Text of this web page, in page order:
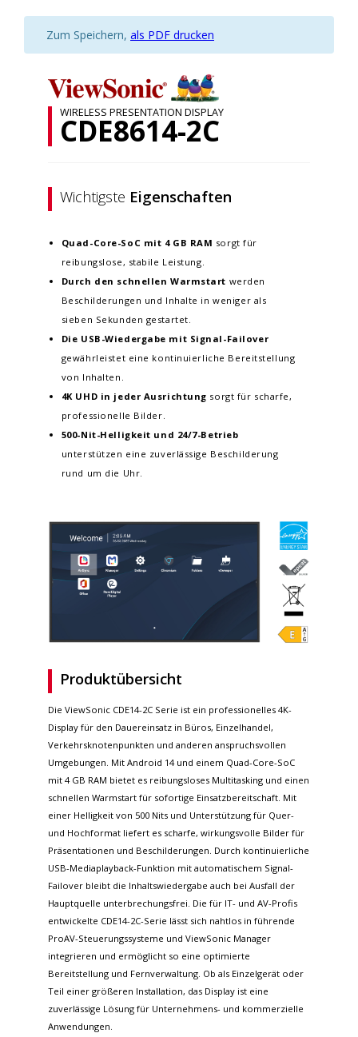
Zum Speichern, als PDF drucken
WIRELESS PRESENTATION DISPLAY
CDE8614-2C
Wichtigste Eigenschaften
Quad-Core-SoC mit 4 GB RAM sorgt für
reibungslose, stabile Leistung.
Durch den schnellen Warmstart werden
Beschilderungen und Inhalte in weniger als
sieben Sekunden gestartet.
Die USB-Wiedergabe mit Signal-Failover
gewährleistet eine kontinuierliche Bereitstellung
von Inhalten.
4K UHD in jeder Ausrichtung sorgt für scharfe,
professionelle Bilder.
500-Nit-Helligkeit und 24/7-Betrieb
unterstützen eine zuverlässige Beschilderung
rund um die Uhr.
Produktübersicht
Die ViewSonic CDE14-2C Serie ist ein professionelles 4K-
Display für den Dauereinsatz in Büros, Einzelhandel,
Verkehrsknotenpunkten und anderen anspruchsvollen
Umgebungen. Mit Android 14 und einem Quad-Core-SoC
mit 4 GB RAM bietet es reibungsloses Multitasking und einen
schnellen Warmstart für sofortige Einsatzbereitschaft. Mit
einer Helligkeit von 500 Nits und Unterstützung für Quer-
und Hochformat liefert es scharfe, wirkungsvolle Bilder für
Präsentationen und Beschilderungen. Durch kontinuierliche
USB-Mediaplayback-Funktion mit automatischem Signal-
Failover bleibt die Inhaltswiedergabe auch bei Ausfall der
Hauptquelle unterbrechungsfrei. Die für IT- und AV-Profis
entwickelte CDE14-2C-Serie lässt sich nahtlos in führende
ProAV-Steuerungssysteme und ViewSonic Manager
integrieren und ermöglicht so eine optimierte
Bereitstellung und Fernverwaltung. Ob als Einzelgerät oder
Teil einer größeren Installation, das Display ist eine
zuverlässige Lösung für Unternehmens- und kommerzielle
Anwendungen.